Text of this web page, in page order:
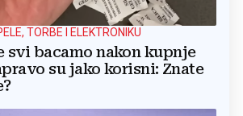
TORBE I ELEKTRONIKU
svi bacamo nakon kupnje
su jako korisni: Znate